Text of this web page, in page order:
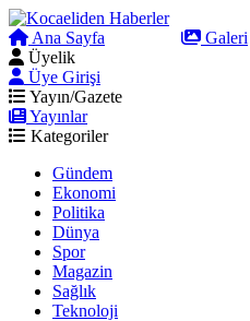
Ana Sayfa Galeri
Üyelik
Üye Girişi
Yayın/Gazete
Yayınlar
Kategoriler
Gündem
Ekonomi
Politika
Dünya
Spor
Magazin
Sağlık
Teknoloji